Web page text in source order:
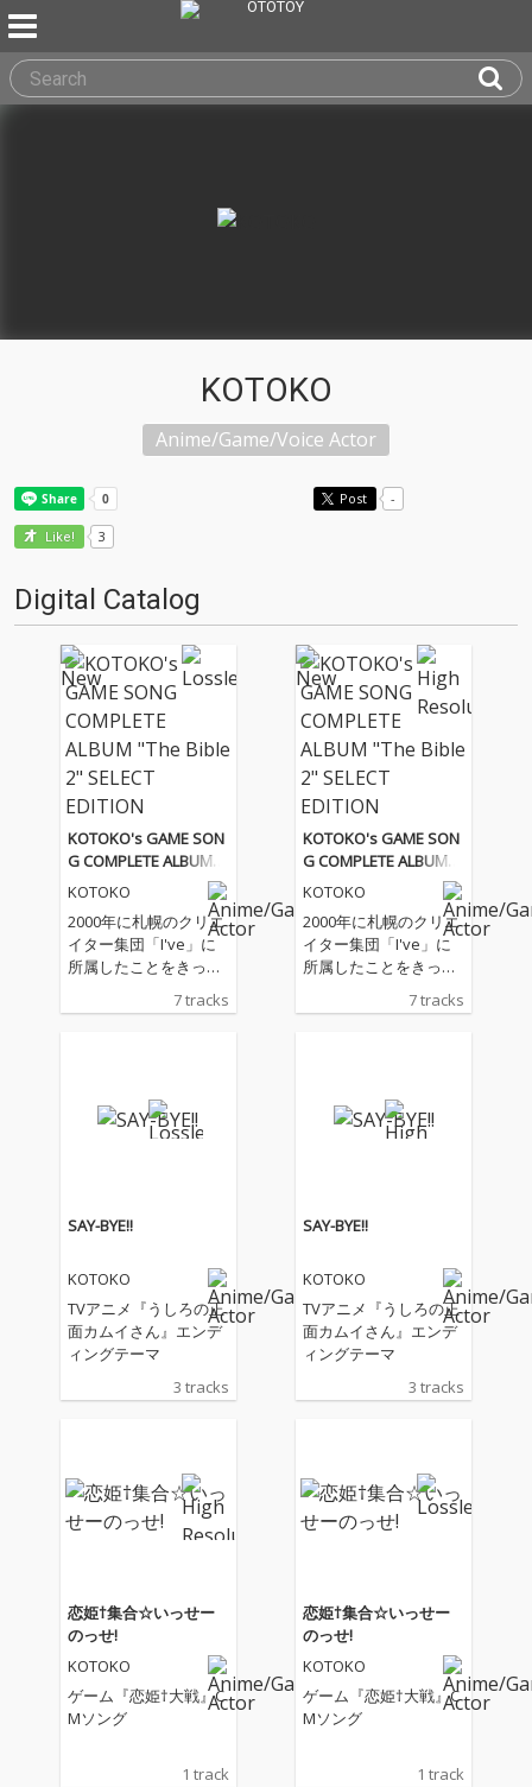
KOTOKO
Anime/Game/Voice Actor
Post -
Like! 3
Digital Catalog
KOTOKO's GAME SON
G COMPLETE ALBUM
"The Bible 2" SELECT E
KOTOKO
2000年に札幌のクリエ
イター集団「I've」に
所属したことをきっか
けに多数のゲーム・ア
ニメ楽曲を担当してい
ットを記録した『KOT
OKO's GAME SONG C
ファンを熱狂させ続け
るKOTOKOの「今」を
編、『KOTOKO's GAM
E SONG COMPLETE AL
BUM “The Bible 2”』が
発売。その"SELECT EDI
信。
7 tracks
KOTOKO's GAME SON
G COMPLETE ALBUM
"The Bible 2" SELECT E
KOTOKO
2000年に札幌のクリエ
イター集団「I've」に
所属したことをきっか
けに多数のゲーム・ア
ニメ楽曲を担当してい
ットを記録した『KOT
OKO's GAME SONG C
ファンを熱狂させ続け
るKOTOKOの「今」を
編、『KOTOKO's GAM
E SONG COMPLETE AL
BUM “The Bible 2”』が
発売。その"SELECT EDI
信。
7 tracks
SAY-BYE!!
KOTOKO
TVアニメ『うしろの正
面カムイさん』エンデ
ィングテーマ
3 tracks
SAY-BYE!!
KOTOKO
TVアニメ『うしろの正
面カムイさん』エンデ
ィングテーマ
3 tracks
恋姫†集合☆いっせー
のっせ!
KOTOKO
ゲーム『恋姫†大戦』C
Mソング
1 track
恋姫†集合☆いっせー
のっせ!
KOTOKO
ゲーム『恋姫†大戦』C
Mソング
1 track